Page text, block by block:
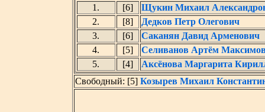
1.
[6]
Щукин Михаил
2.
[8]
Дедков Петр Олегович
3.
[6]
Саканян Давид Арменович
4.
[5]
Селиванов Артём
5.
[4]
Аксёнова Маргарита
Свободный: [5] Козырев Михаил